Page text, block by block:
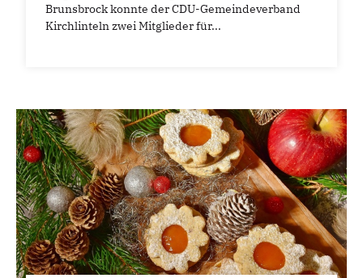
Brunsbrock konnte der CDU-Gemeindeverband
Kirchlinteln zwei Mitglieder für...